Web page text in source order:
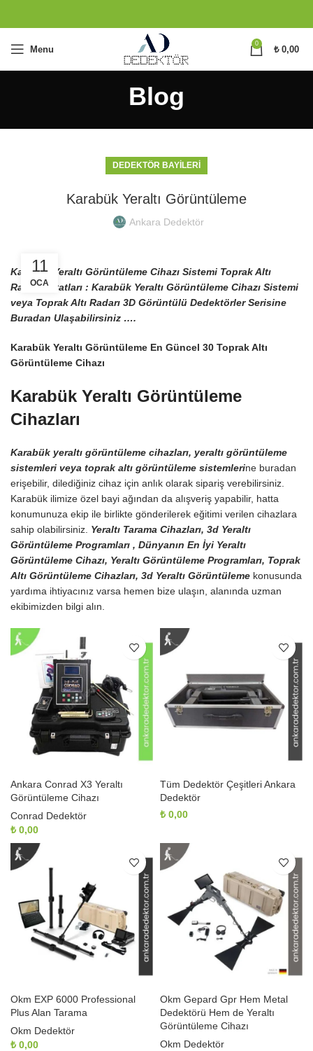
Menu
0
₺0,00
Blog
DEDEKTÖR BAYILERI
Karabük Yeraltı Görüntüleme
Ankara Dedektör
11
OCA
Karabük Yeraltı Görüntüleme Cihazı Sistemi Toprak Altı
Radarı Fiyatları : Karabük Yeraltı Görüntüleme Cihazı Sistemi
veya Toprak Altı Radarı 3D Görüntülü Dedektörler Serisine
Buradan Ulaşabilirsiniz ….
Karabük Yeraltı Görüntüleme En Güncel 30 Toprak Altı
Görüntüleme Cihazı
Karabük Yeraltı Görüntüleme
Cihazları
Karabük yeraltı görüntüleme cihazları, yeraltı görüntüleme
sistemleri veya toprak altı görüntüleme sistemlerine buradan
erişebilir, dilediğiniz cihaz için anlık olarak sipariş verebilirsiniz.
Karabük ilimize özel bayi ağından da alışveriş yapabilir, hatta
konumunuza ekip ile birlikte gönderilerek eğitimi verilen cihazlara
sahip olabilirsiniz. Yeraltı Tarama Cihazları, 3d Yeraltı
Görüntüleme Programları , Dünyanın En İyi Yeraltı
Görüntüleme Cihazı, Yeraltı Görüntüleme Programları, Toprak
Altı Görüntüleme Cihazları, 3d Yeraltı Görüntüleme konusunda
yardıma ihtiyacınız varsa hemen bize ulaşın, alanında uzman
ekibimizden bilgi alın.
Ankara Conrad X3 Yeraltı
Görüntüleme Cihazı
Conrad Dedektör
₺ 0,00
Tüm Dedektör Çeşitleri Ankara
Dedektör
₺ 0,00
Okm EXP 6000 Professional
Plus Alan Tarama
Okm Dedektör
₺ 0,00
Okm Gepard Gpr Hem Metal
Dedektörü Hem de Yeraltı
Görüntüleme Cihazı
Okm Dedektör